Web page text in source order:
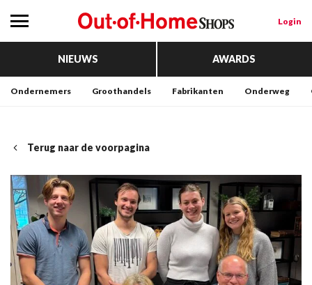
Login
NIEUWS AWARDS
Ondernemers Groothandels Fabrikanten Onderweg
Terug naar de voorpagina